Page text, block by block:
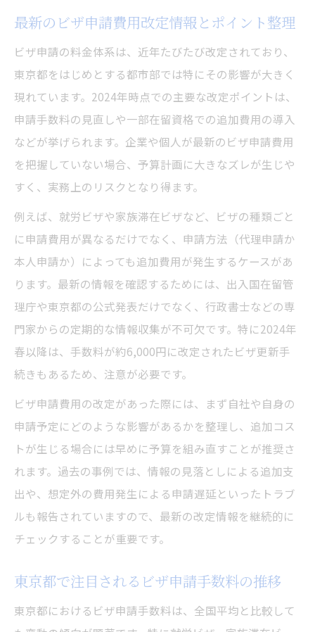
最新のビザ申請費用改定情報とポイント整理
ビザ申請の料金体系は、近年たびたび改定されており、
東京都をはじめとする都市部では特にその影響が大きく
現れています。2024年時点での主要な改定ポイントは、
申請手数料の見直しや一部在留資格での追加費用の導入
などが挙げられます。企業や個人が最新のビザ申請費用
を把握していない場合、予算計画に大きなズレが生じや
すく、実務上のリスクとなり得ます。
例えば、就労ビザや家族滞在ビザなど、ビザの種類ごと
に申請費用が異なるだけでなく、申請方法（代理申請か
本人申請か）によっても追加費用が発生するケースがあ
ります。最新の情報を確認するためには、出入国在留管
理庁や東京都の公式発表だけでなく、行政書士などの専
門家からの定期的な情報収集が不可欠です。特に2024年
春以降は、手数料が約6,000円に改定されたビザ更新手
続きもあるため、注意が必要です。
ビザ申請費用の改定があった際には、まず自社や自身の
申請予定にどのような影響があるかを整理し、追加コス
トが生じる場合には早めに予算を組み直すことが推奨さ
れます。過去の事例では、情報の見落としによる追加支
出や、想定外の費用発生による申請遅延といったトラブ
ルも報告されていますので、最新の改定情報を継続的に
チェックすることが重要です。
東京都で注目されるビザ申請手数料の推移
東京都におけるビザ申請手数料は、全国平均と比較して